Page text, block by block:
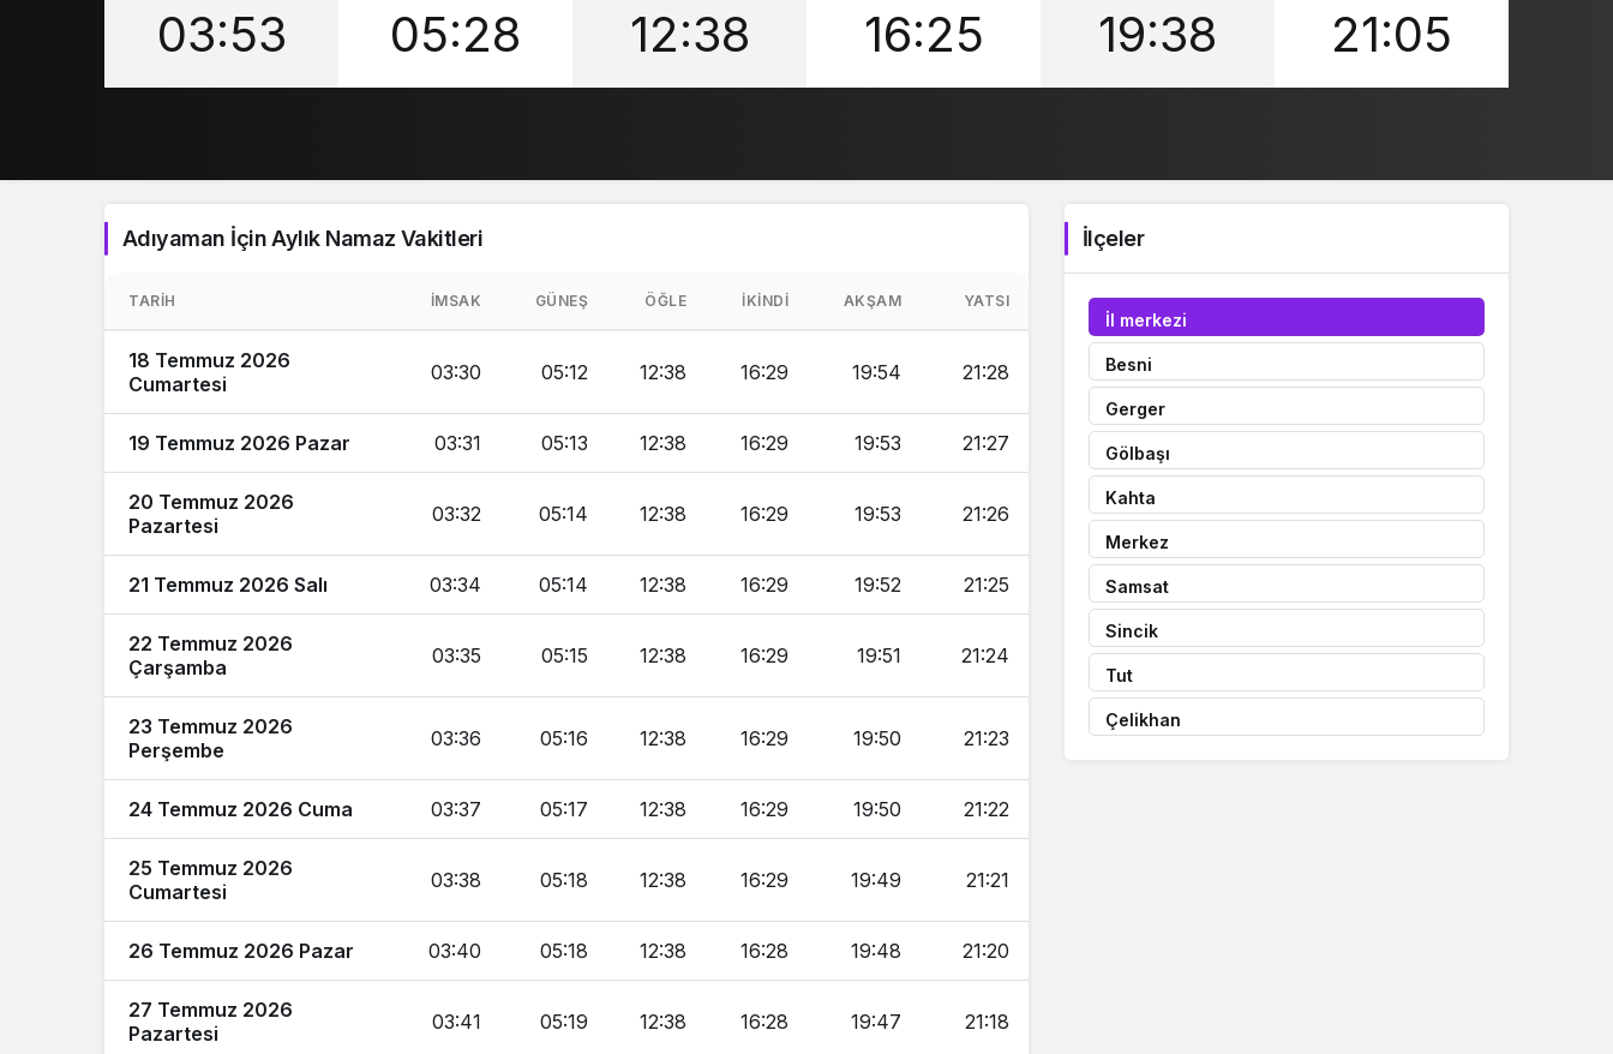
03:53 05:28 12:38 16:25 19:38 21:05
Adıyaman İçin Aylık Namaz Vakitleri
TARIH İMSAK GÜNEŞ ÖĞLE İKINDI AKŞAM YATSI
18 Temmuz 2026
Cumartesi
03:30 05:12 12:38 16:29 19:54 21:28
19 Temmuz 2026 Pazar 03:31 05:13 12:38 16:29 19:53 21:27
20 Temmuz 2026
Pazartesi
03:32 05:14 12:38 16:29 19:53 21:26
21 Temmuz 2026 Salı 03:34 05:14 12:38 16:29 19:52 21:25
22 Temmuz 2026
Çarşamba
03:35 05:15 12:38 16:29 19:51 21:24
23 Temmuz 2026
Perşembe
03:36 05:16 12:38 16:29 19:50 21:23
24 Temmuz 2026 Cuma 03:37 05:17 12:38 16:29 19:50 21:22
25 Temmuz 2026
Cumartesi
03:38 05:18 12:38 16:29 19:49 21:21
26 Temmuz 2026 Pazar 03:40 05:18 12:38 16:28 19:48 21:20
27 Temmuz 2026
Pazartesi
03:41 05:19 12:38 16:28 19:47 21:18
İlçeler
İl merkezi
Besni
Gerger
Gölbaşı
Kahta
Merkez
Samsat
Sincik
Tut
Çelikhan